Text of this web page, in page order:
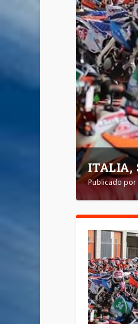
ITALIA,
Publicado por